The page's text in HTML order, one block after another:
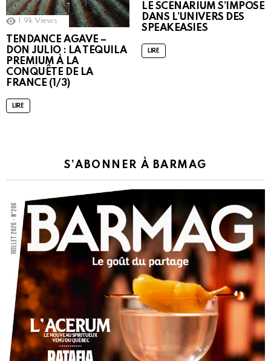
1.9k Views
TENDANCE AGAVE –
DON JULIO : LA TEQUILA
PREMIUM À LA
CONQUÊTE DE LA
FRANCE (1/3)
LIRE
LE SCENARIUM S’IMPOSE
DANS L’UNIVERS DES
SPEAKEASIES
LIRE
S’ABONNER À BARMAG